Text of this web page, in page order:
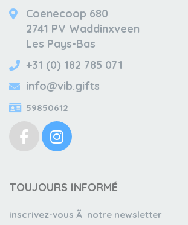
Coenecoop 680
2741 PV Waddinxveen
Les Pays-Bas
+31 (0) 182 785 071
info@vib.gifts
59850612
TOUJOURS INFORMÉ
inscrivez-vous Ã notre newsletter